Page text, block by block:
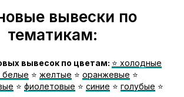
вывески по
тематикам:
вывесок по цветам: ⭐️ холодные
белые ⭐️ желтые ⭐️ оранжевые ⭐️
⭐️ фиолетовые ⭐️ синие ⭐️ голубые ⭐️